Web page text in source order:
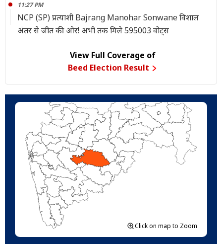
11:27 PM
NCP (SP) प्रत्याशी Bajrang Manohar Sonwane विशाल
अंतर से जीत की ओर! अभी तक मिले 595003 वोट्स
View Full Coverage of
Beed Election Result
Click on map to Zoom